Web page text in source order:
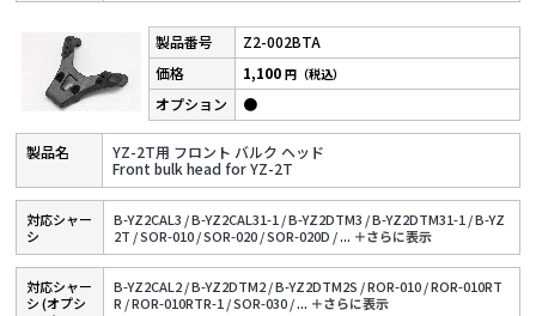
Z2-002BTA
YZ-2T用 フロント バルク ヘッド
Front bulk head for YZ-2T
1,100円（税込）
●
対応シャー
シ
B-YZ2CAL3 /B-YZ2CAL31-1 /B-YZ2DTM3 /B-YZ2DTM31-1 /B-YZ
2T /SOR-010 /SOR-020 /SOR-020D /... ＋さらに表⽰
対応シャー
シ (オプシ
B-YZ2CAL2 /B-YZ2DTM2 /B-YZ2DTM2S /ROR-010 /ROR-010RT
R /ROR-010RTR-1 /SOR-030 /... ＋さらに表⽰